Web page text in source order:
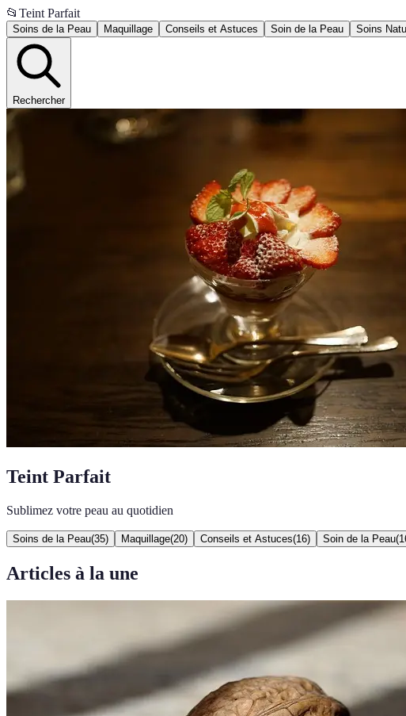
📂 Teint Parfait
Soins de la Peau Maquillage Conseils et Astuces Soin de la Peau Soins
Rechercher
Teint Parfait
Sublimez votre peau au quotidien
Soins de la Peau(35) Maquillage(20) Conseils et Astuces(16) Soin de la Peau(
Articles à la une